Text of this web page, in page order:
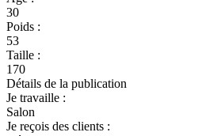
30
Poids :
53
Taille :
170
Détails de la publication
Je travaille :
Salon
Je reçois des clients :